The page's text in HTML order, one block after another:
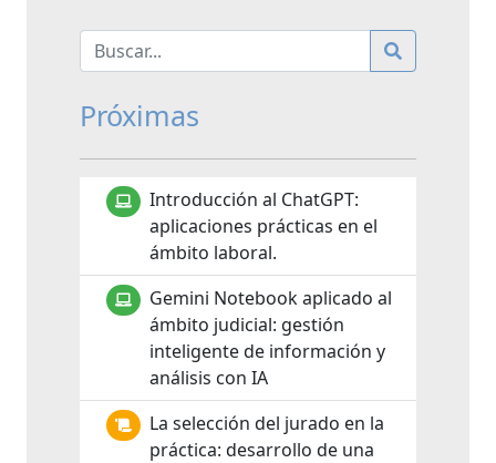
Próximas
Introducción al ChatGPT:
aplicaciones prácticas en el
ámbito laboral.
Gemini Notebook aplicado al
ámbito judicial: gestión
inteligente de información y
análisis con IA
La selección del jurado en la
práctica: desarrollo de una